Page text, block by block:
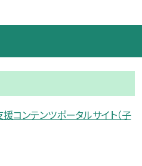
コンテンツポータルサイト（子